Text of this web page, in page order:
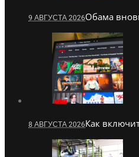
9 АВГУСТА 2026Обама
8 АВГУСТА 2026Как